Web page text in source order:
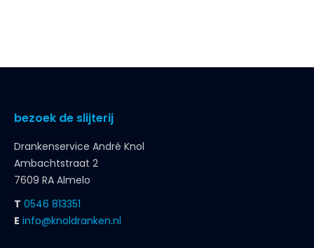
bezoek de slijterij
Drankenservice André Knol
Ambachtstraat 2
7609 RA Almelo
T 0546 813351
E info@knoldranken.nl